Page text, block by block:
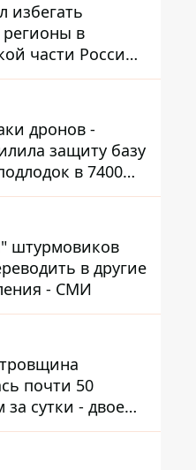
избегать
регионы в
части России,
долетают
дронов -
защиту базу
в 7400
штурмовиков
в другие
- СМИ
почти 50
за сутки - двое
шесть